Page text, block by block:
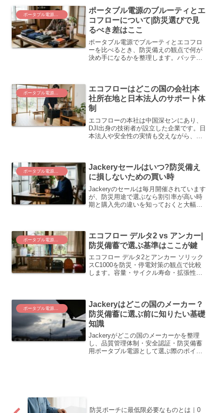
ポータブル電源・選定ガイド
ポータブル電源のブルーティとエ
コフローについて|防災選びで見
るべき差はここ
ポータブル電源でブルーティとエコフロ
ーを比べるとき、防災備えの観点で何が
決め手になるかを整理します。バッテリ
ポータブル電源・選定ガイド
エコフローはどこの国の会社|本
社所在地と日本法人のサポート体
制
エコフローの本社は中国深センにあり、
DJI出身の技術者が設立した企業です。日
本法人や安全性の実情も交えながら、防
ポータブル電源・選定ガイド
Jackeryセールはいつ?防災備え
に損しないための買い時
Jackeryのセールは毎月開催されています
が、防災用途で選ぶなら割引率が高い時
期と購入先の違いを知っておくと大幅に
ポータブル電源・選定ガイド
エコフロー デルタ2 vs アンカー|
防災備蓄で選ぶ基準はここが鍵
エコフロー デルタ2とアンカー ソリック
スC1000を防災・停電対策の観点で比較
します。容量・サイクル寿命・拡張性・
Jackeryはどこの国のメーカー？
防災備蓄に選ぶ前に知りたい基礎
知識
Jackeryがどこの国のメーカーかを整理
し、品質管理体制・安全認証・防災備蓄
用ポータブル電源として選ぶ際のポイン
防災ポーチに最低限必要なものとは｜0